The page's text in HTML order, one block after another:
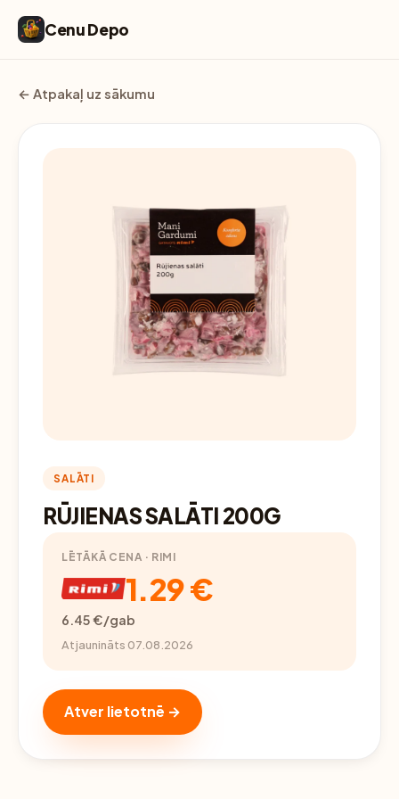
Cenu Depo
← Atpakaļ uz sākumu
SALĀTI
RŪJIENAS SALĀTI 200G
LĒTĀKĀ CENA · RIMI
1.29 €
6.45 €/gab
Atjaunināts 07.08.2026
Atver lietotnē →